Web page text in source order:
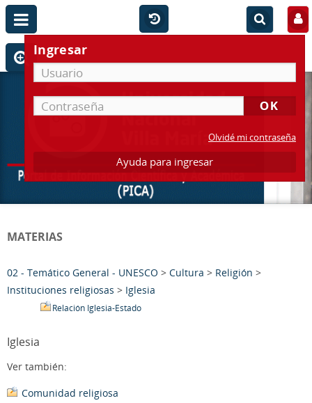
Ingresar
Olvidé mi contraseña
Ayuda para ingresar
MATERIAS
02 - Temático General - UNESCO > Cultura > Religión >
Instituciones religiosas > Iglesia
Relación Iglesia-Estado
Iglesia
Ver también:
Comunidad religiosa